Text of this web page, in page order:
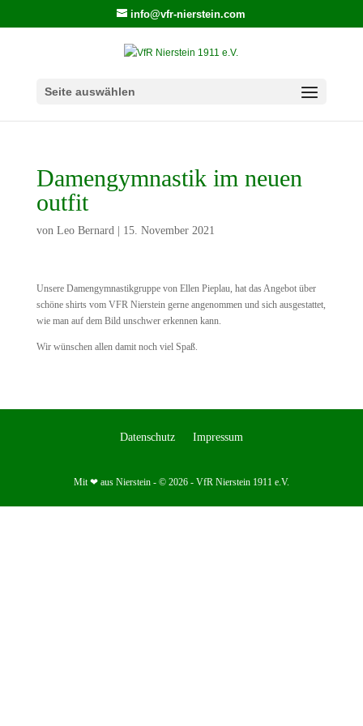
info@vfr-nierstein.com
Seite auswählen
Damengymnastik im neuen
outfit
von Leo Bernard| 15. November 2021
Unsere Damengymnastikgruppe von Ellen Pieplau, hat das Angebot über
schöne shirts vom VFR Nierstein gerne angenommen und sich ausgestattet,
wie man auf dem Bild unschwer erkennen kann.
Wir wünschen allen damit noch viel Spaß.
Datenschutz Impressum
Mit ❤ aus Nierstein - © 2026 - VfR Nierstein 1911 e.V.